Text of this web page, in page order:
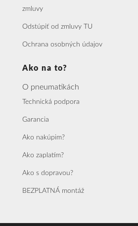
zmluvy
Odstúpiť od zmluvy TU
Ochrana osobných údajov
Ako na to?
O pneumatikách
Technická podpora
Garancia
Ako nakúpim?
Ako zaplatím?
Ako s dopravou?
BEZPLATNÁ montáž